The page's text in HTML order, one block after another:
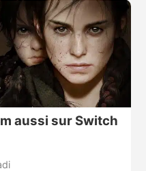
aussi sur Switch